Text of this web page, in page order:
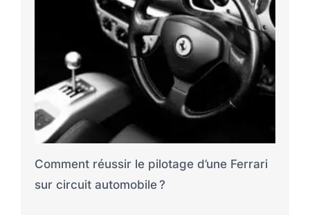
Comment réussir le pilotage d’une Ferrari
sur circuit automobile ?